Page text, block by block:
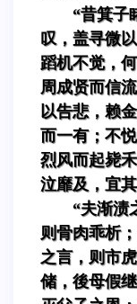
“昔箕子
叹，盖寻微
蹈机不觉，
周成贤而信
以告悲，赖
而一有；不
烈风而起毙
泣靡及，宜其
“夫渐渍
则骨肉乖析
之言，则市
储，後母假